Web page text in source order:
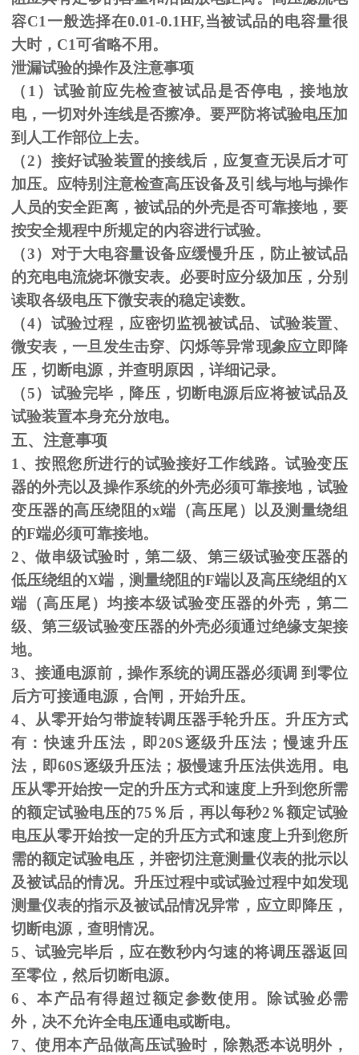
容C1一般选择在0.01-0.1HF,当被试品的电容量很
大时，C1可省略不用。
泄漏试验的操作及注意事项
（1）试验前应先检查被试品是否停电，接地放
电，一切对外连线是否擦净。要严防将试验电压加
到人工作部位上去。
（2）接好试验装置的接线后，应复查无误后才可
加压。应特别注意检查高压设备及引线与地与操作
人员的安全距离，被试品的外壳是否可靠接地，要
按安全规程中所规定的内容进行试验。
（3）对于大电容量设备应缓慢升压，防止被试品
的充电电流烧坏微安表。必要时应分级加压，分别
读取各级电压下微安表的稳定读数。
（4）试验过程，应密切监视被试品、试验装置、
微安表，一旦发生击穿、闪烁等异常现象应立即降
压，切断电源，并查明原因，详细记录。
（5）试验完毕，降压，切断电源后应将被试品及
试验装置本身充分放电。
五、注意事项
1、按照您所进行的试验接好工作线路。试验变压
器的外壳以及操作系统的外壳必须可靠接地，试验
变压器的高压绕阻的x端（高压尾）以及测量绕组
的F端必须可靠接地。
2、做串级试验时，第二级、第三级试验变压器的
低压绕组的X端，测量绕阻的F端以及高压绕组的X
端（高压尾）均接本级试验变压器的外壳，第二
级、第三级试验变压器的外壳必须通过绝缘支架接
地。
3、接通电源前，操作系统的调压器必须调 到零位
后方可接通电源，合闸，开始升压。
4、从零开始匀带旋转调压器手轮升压。升压方式
有：快速升压法，即20S逐级升压法；慢速升压
法，即60S逐级升压法；极慢速升压法供选用。电
压从零开始按一定的升压方式和速度上升到您所需
的额定试验电压的75％后，再以每秒2％额定试验
电压从零开始按一定的升压方式和速度上升到您所
需的额定试验电压，并密切注意测量仪表的批示以
及被试品的情况。升压过程中或试验过程中如发现
测量仪表的指示及被试品情况异常，应立即降压，
切断电源，查明情况。
5、试验完毕后，应在数秒内匀速的将调压器返回
至零位，然后切断电源。
6、本产品有得超过额定参数使用。除试验必需
外，决不允许全电压通电或断电。
7、使用本产品做高压试验时，除熟悉本说明外，